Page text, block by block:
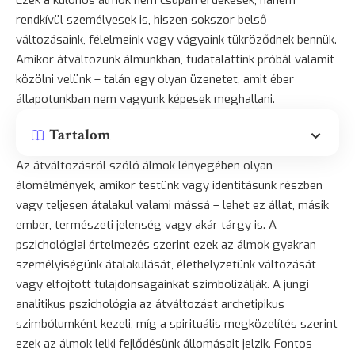
rendkívül személyesek is, hiszen sokszor belső
változásaink, félelmeink vagy vágyaink tükröződnek bennük.
Amikor átváltozunk álmunkban, tudatalattink próbál valamit
közölni velünk – talán egy olyan üzenetet, amit éber
állapotunkban nem vagyunk képesek meghallani.
Tartalom
Az átváltozásról szóló álmok lényegében olyan
álomélmények, amikor testünk vagy identitásunk részben
vagy teljesen átalakul valami mássá – lehet ez állat, másik
ember, természeti jelenség vagy akár tárgy is. A
pszichológiai értelmezés szerint ezek az álmok gyakran
személyiségünk átalakulását, élethelyzetünk változását
vagy elfojtott tulajdonságainkat szimbolizálják. A jungi
analitikus pszichológia az átváltozást archetipikus
szimbólumként kezeli, míg a spirituális megközelítés szerint
ezek az álmok lelki fejlődésünk állomásait jelzik. Fontos